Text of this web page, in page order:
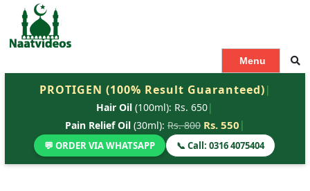
t
Menu
PROTIGEN (100% Result Guaranteed) |
Hair Oil (100ml): Rs. 650|
Pain Relief Oil(30ml): Rs. 800 Rs. 550 |
💬 ORDER VIA WHATSAPP 📞 Call: 0316 4075404